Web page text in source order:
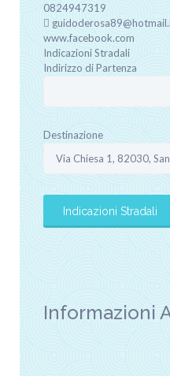
0824947319
www.facebook.com
Indicazioni Stradali
Indirizzo di Partenza
Destinazione
Informazioni